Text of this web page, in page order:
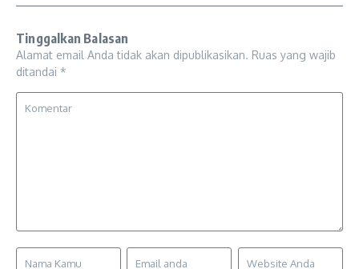
Tinggalkan Balasan
Alamat email Anda tidak akan dipublikasikan. Ruas yang wajib
ditandai *